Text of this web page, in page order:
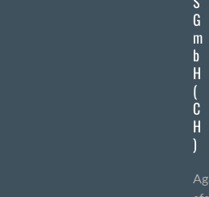
G
m
b
H
(
C
H
)